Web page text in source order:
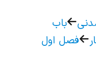
باب
فصل اول